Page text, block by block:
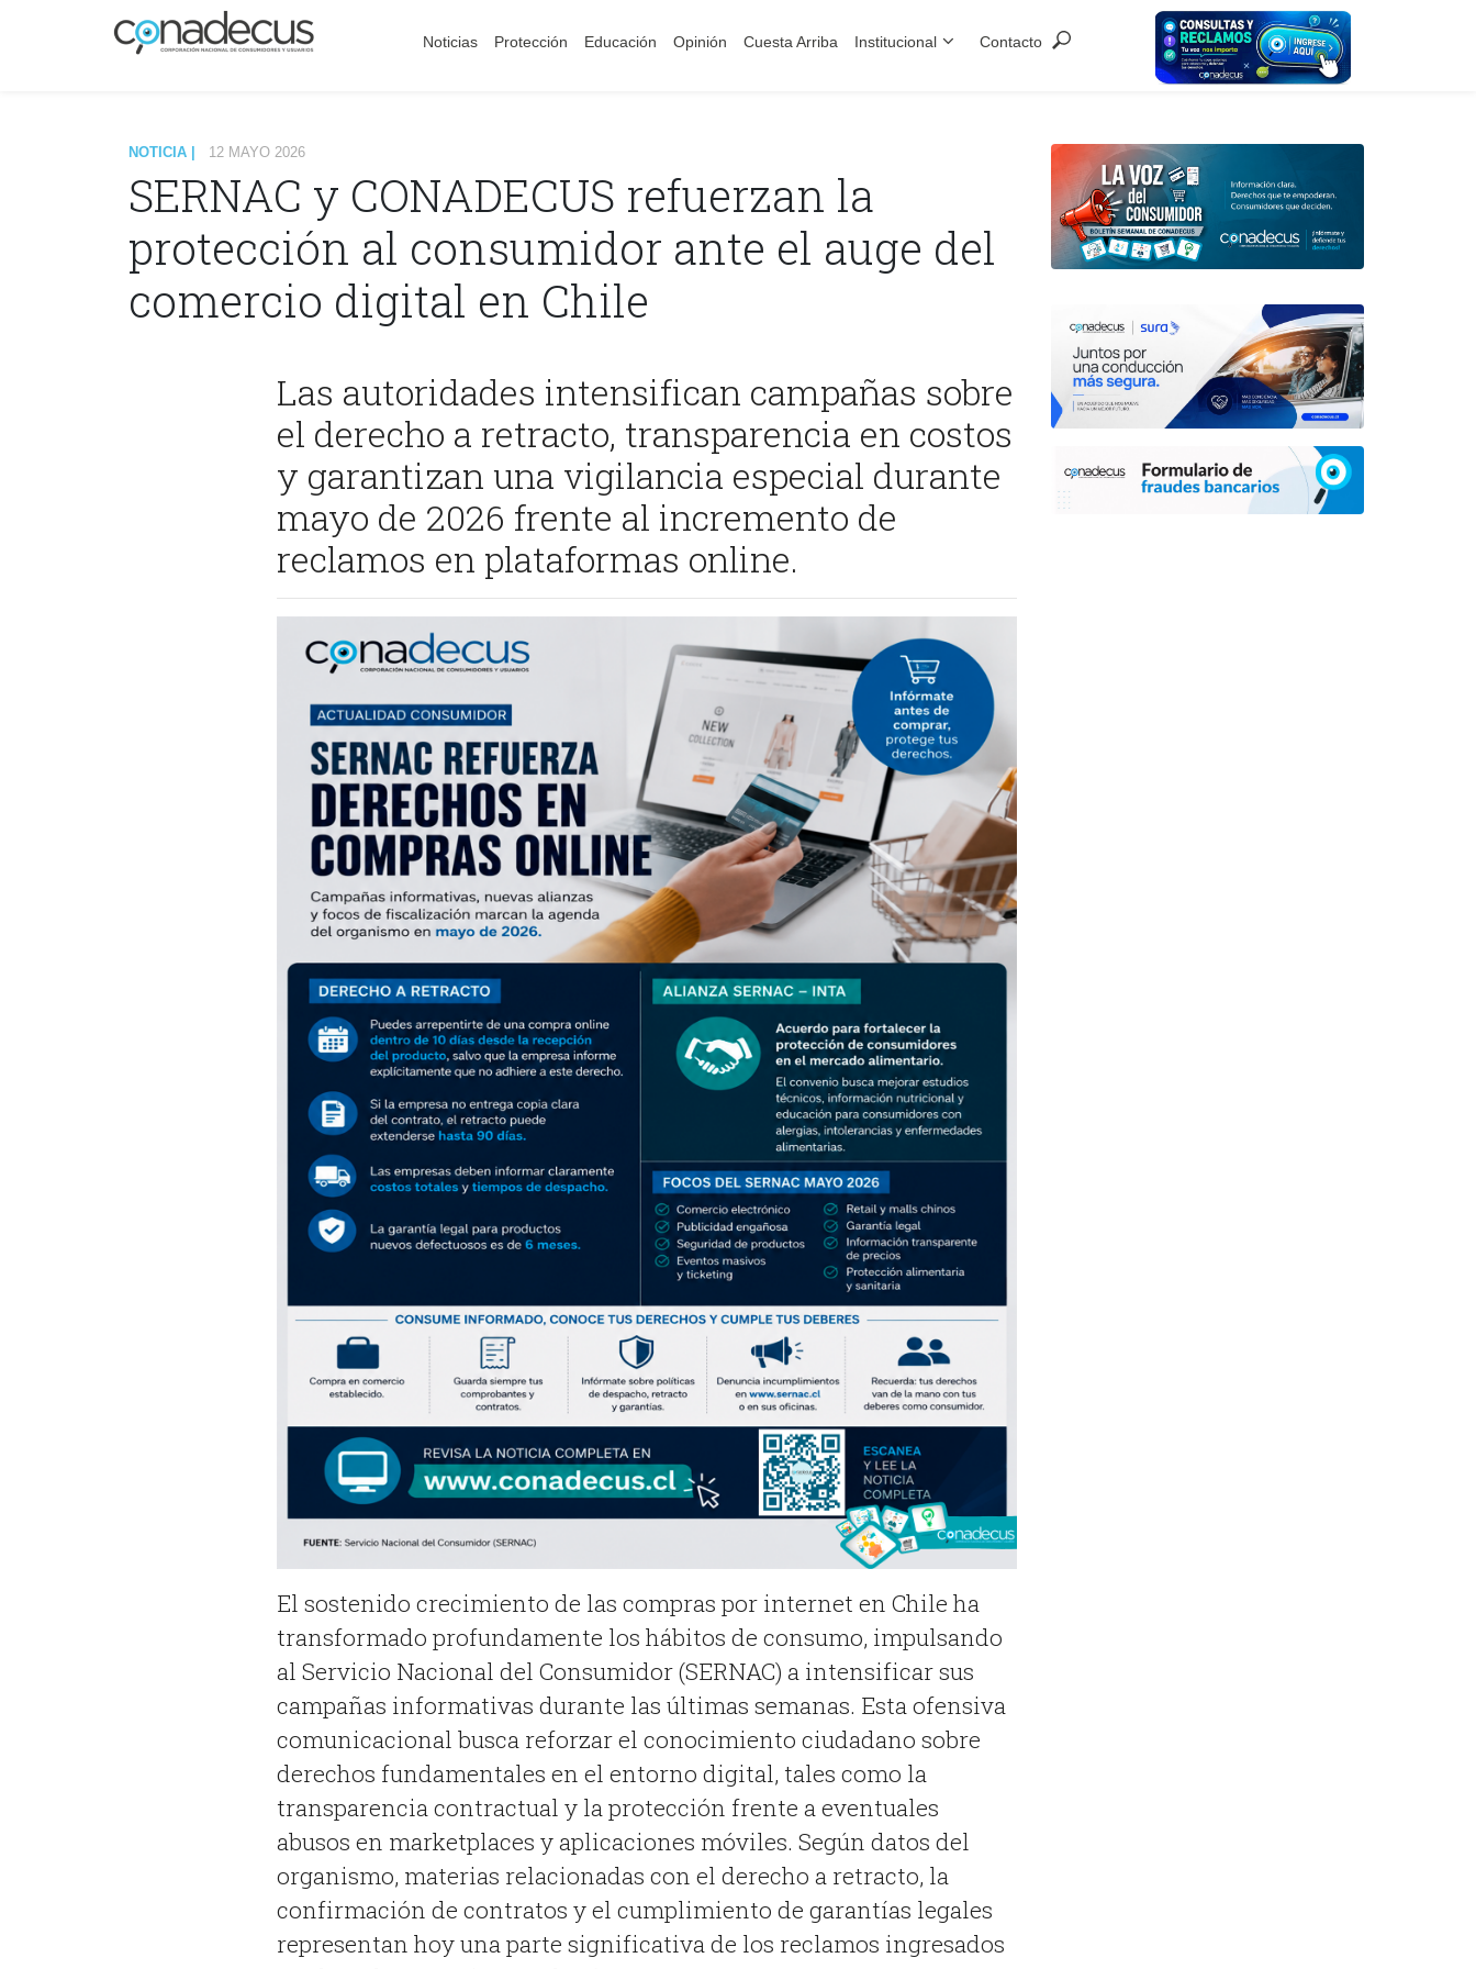
Noticias Protección Educación Opinión Cuesta Arriba Institucional Contacto
NOTICIA | 12 MAYO 2026
SERNAC y CONADECUS refuerzan la
protección al consumidor ante el auge del
comercio digital en Chile
Las autoridades intensifican campañas sobre
el derecho a retracto, transparencia en costos
y garantizan una vigilancia especial durante
mayo de 2026 frente al incremento de
reclamos en plataformas online.
El sostenido crecimiento de las compras por internet en Chile ha
transformado profundamente los hábitos de consumo, impulsando
al Servicio Nacional del Consumidor (SERNAC) a intensificar sus
campañas informativas durante las últimas semanas. Esta ofensiva
comunicacional busca reforzar el conocimiento ciudadano sobre
derechos fundamentales en el entorno digital, tales como la
transparencia contractual y la protección frente a eventuales
abusos en marketplaces y aplicaciones móviles. Según datos del
organismo, materias relacionadas con el derecho a retracto, la
confirmación de contratos y el cumplimiento de garantías legales
representan hoy una parte significativa de los reclamos ingresados